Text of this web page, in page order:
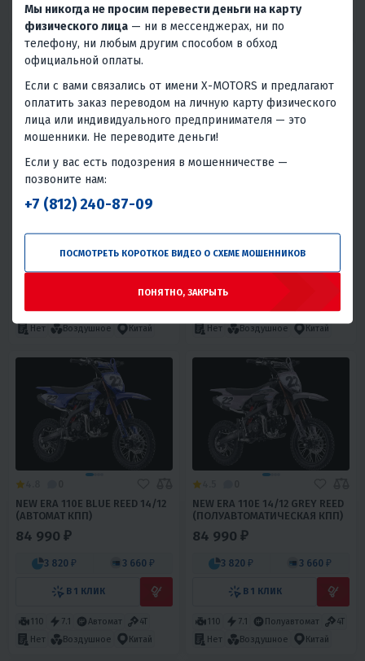
Воздушное
Нет
Воздушное
МОТОЦИКЛ BSE Z2 L 21/18 APEX
6 970 ₽ 6 670 ₽
250 17 Механика
4T
Нет
Воздушное Китай
3 820 ₽ 3 660 ₽
110 7.1 Автомат
4T
Нет
Воздушное Китай
NEW ERA 110E BLUE REED 14/12
(АВТОМАТ КПП)
84 990 ₽
3 820 ₽ 3 660 ₽
В 1 КЛИК
110 7.1 Автомат
4T
Нет
Воздушное Китай
NEW ERA 110E 14/12 GREY REED
(ПОЛУАВТОМАТИЧЕСКАЯ КПП)
84 990 ₽
3 820 ₽ 3 660 ₽
В 1 КЛИК
110 7.1 Полуавтомат
4T
Нет
Воздушное Китай
Мы никогда не просим перевести деньги на карту
физического лица — ни в мессенджерах, ни по
телефону, ни любым другим способом в обход
официальной оплаты.
Если с вами связались от имени X-MOTORS и предлагают
оплатить заказ переводом на личную карту физического
лица или индивидуального предпринимателя — это
мошенники. Не переводите деньги!
Если у вас есть подозрения в мошенничестве —
позвоните нам:
+7 (812) 240-87-09
ПОСМОТРЕТЬ КОРОТКОЕ ВИДЕО О СХЕМЕ МОШЕННИКОВ
ПОНЯТНО, ЗАКРЫТЬ